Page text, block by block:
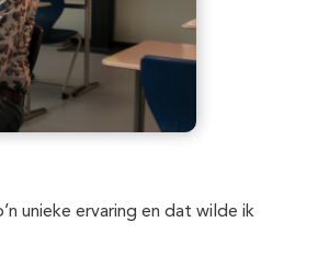
unieke ervaring en dat wilde ik